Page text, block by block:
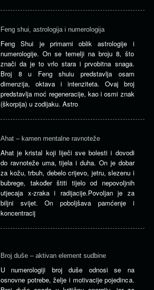
Feng shui, astrologija i numerologija
Feng Shui je primarni oblik astrologije i
numerologije. On se temelji na broju 8, što
znači da je to vrlo stara i prvobitna snaga.
Broj 8 u Feng shuiu predstavlja osam
dimenzija, oktava i intenziteta. Ovaj broj
predstavlja moć regeneracije, kao i osmi znak
(škorpija) u zodijaku. Astro
Ahat – kamen mentalne ravnoteže
Ahat je kristal koji liječi sve bolesti i dovodi
do ravnoteže uma, tijela i duha. On je dobar
za kožu, trbuh, debelo crijevo, jetru, slezenu i
bubrege, također štiti tijelo od nepovoljnih
utjecaja x-zraka i radijacije.Povoljan je za
biljni svijet. On poboljšava pamćenje i
koncentracij
Broj duše – aktivan element sudbine
U numerologiji broj duše odnosi se na
osnovne potrebe, želje i motivacije pojedinca.